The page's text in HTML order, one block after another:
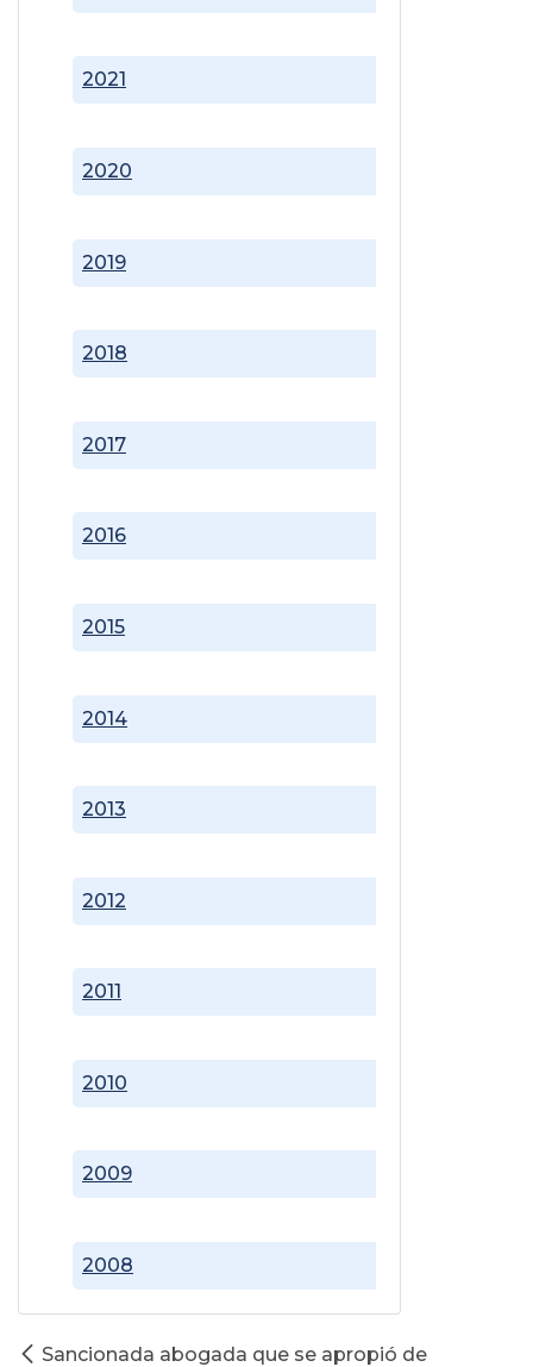
2008
2009
2010
2011
2012
2013
2014
2015
2016
2017
2018
2019
2020
2021
Sancionada abogada que se apropió de